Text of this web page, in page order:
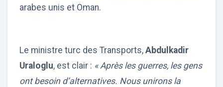
arabes unis et Oman.
Le ministre turc des Transports, Abdulkadir
Uraloglu, est clair : « Après les guerres, les gens
ont besoin d’alternatives. Nous unirons la